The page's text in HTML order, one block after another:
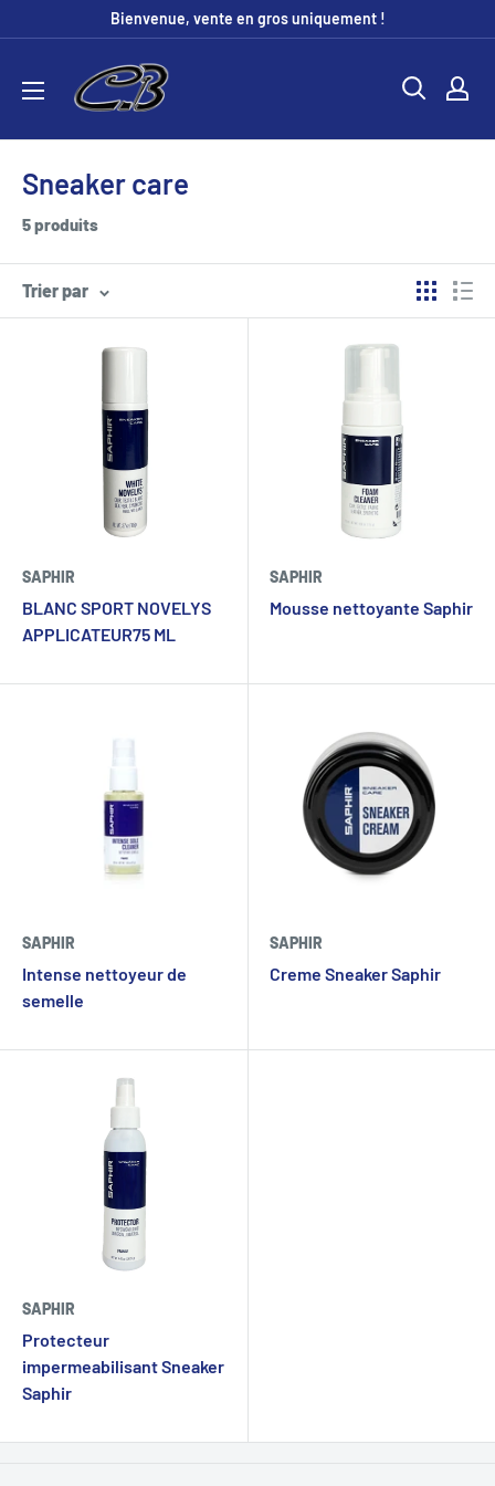
contenu
Bienvenue, vente en gros uniquement !
Distribution
Sneaker care
5 produits
Trier par
SAPHIR
BLANC SPORT NOVELYS
APPLICATEUR75 ML
SAPHIR
Mousse nettoyante Saphir
SAPHIR
Intense nettoyeur de
semelle
SAPHIR
Creme Sneaker Saphir
SAPHIR
Protecteur
impermeabilisant Sneaker
Saphir